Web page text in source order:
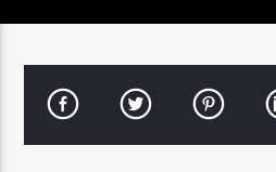
TRAIÇÃO